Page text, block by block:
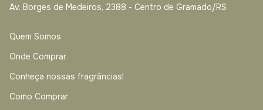
Av. Borges de Medeiros, 2388 - Centro de Gramado/RS
Quem Somos
Onde Comprar
Conheça nossas fragrâncias!
Como Comprar